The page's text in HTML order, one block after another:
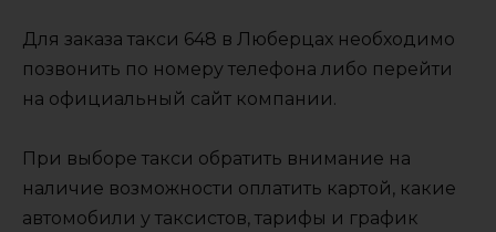
Для заказа такси 648 в Люберцах необходимо
позвонить по номеру телефона либо перейти
на официальный сайт компании.
При выборе такси обратить внимание на
наличие возможности оплатить картой, какие
автомобили у таксистов, тарифы и график